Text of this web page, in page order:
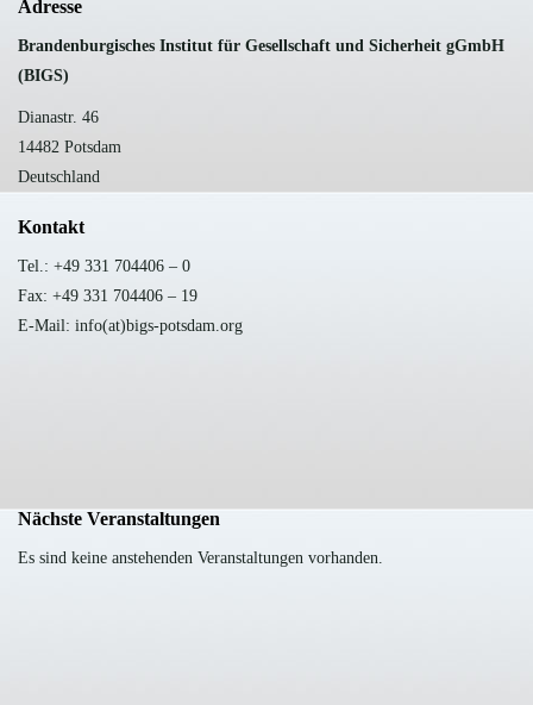
Adresse
Brandenburgisches Institut für Gesellschaft und Sicherheit gGmbH
(BIGS)
Dianastr. 46
14482 Potsdam
Deutschland
Kontakt
Tel.: +49 331 704406 – 0
Fax: +49 331 704406 – 19
E-Mail: info(at)bigs-potsdam.org
Nächste Veranstaltungen
Es sind keine anstehenden Veranstaltungen vorhanden.